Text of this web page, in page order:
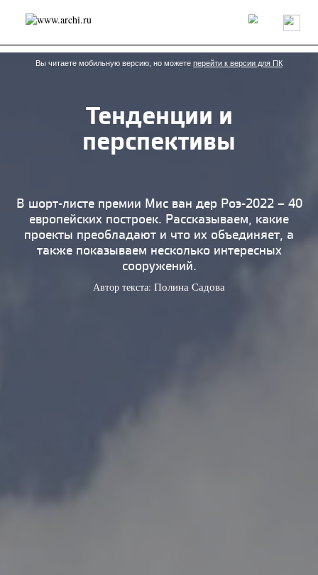
Россия Мир Технологии Интерьер Пресса
Архитекторы
Проекты
Конкурсы События Книги Вакансии
Анонсы конкурсов
Блог
Интервью Исследование
Объект
Результаты конкурса
Книги
Наследие Образование
Урбанистика
Эко
Вы читаете мобильную версию, но можете перейти к версии для ПК
Тенденции и
перспективы
В шорт-листе премии Мис ван дер Роэ-2022 – 40
европейских построек. Рассказываем, какие
проекты преобладают и что их объединяет, а
также показываем несколько интересных
сооружений.
Автор текста: Полина Садова